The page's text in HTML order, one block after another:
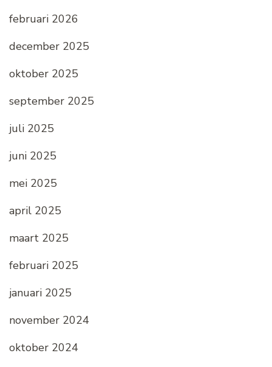
februari 2026
december 2025
oktober 2025
september 2025
juli 2025
juni 2025
mei 2025
april 2025
maart 2025
februari 2025
januari 2025
november 2024
oktober 2024